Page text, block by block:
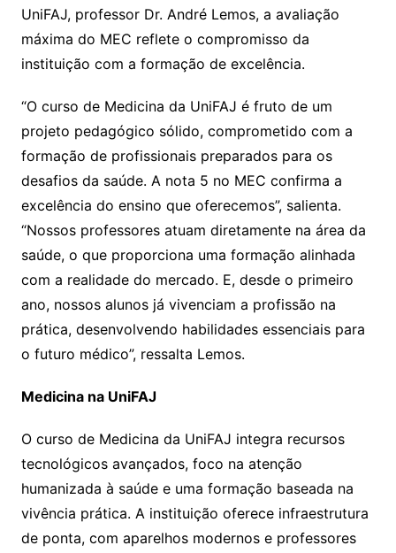
UniFAJ, professor Dr. André Lemos, a avaliação
máxima do MEC reflete o compromisso da
instituição com a formação de excelência.
“O curso de Medicina da UniFAJ é fruto de um
projeto pedagógico sólido, comprometido com a
formação de profissionais preparados para os
desafios da saúde. A nota 5 no MEC confirma a
excelência do ensino que oferecemos”, salienta.
“Nossos professores atuam diretamente na área da
saúde, o que proporciona uma formação alinhada
com a realidade do mercado. E, desde o primeiro
ano, nossos alunos já vivenciam a profissão na
prática, desenvolvendo habilidades essenciais para
o futuro médico”, ressalta Lemos.
Medicina na UniFAJ
O curso de Medicina da UniFAJ integra recursos
tecnológicos avançados, foco na atenção
humanizada à saúde e uma formação baseada na
vivência prática. A instituição oferece infraestrutura
de ponta, com aparelhos modernos e professores